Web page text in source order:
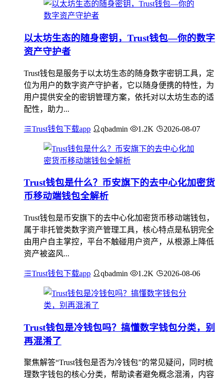
以太坊生态的随身密钥，Trust钱包—你的数字
资产守护者
Trust钱包是服务于以太坊生态的随身数字密钥工具，定
位为用户的数字资产守护者，它以随身便携的特性，为
用户提供安全的密钥管理方案，依托对以太坊生态的适
配性，助力...
Trust钱包下载app qbadmin 1.2K 2026-08-07
Trust钱包是什么？币安旗下的去中心化加密货
币移动端钱包全解析
Trust钱包是币安旗下的去中心化加密货币移动端钱包，
属于非托管类数字资产管理工具，核心特点是私钥完全
由用户自主掌控，平台不触碰用户资产，从根源上降低
资产被盗风...
Trust钱包下载app qbadmin 1.2K 2026-08-06
Trust钱包是冷钱包吗？搞懂数字钱包分类，别
再混淆了
聚焦解答“Trust钱包是否为冷钱包”的常见疑问，同时梳
理数字钱包的核心分类，帮助读者避免概念混淆，内容